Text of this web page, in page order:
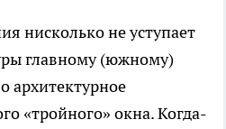
нисколько не уступает
главному (южному)
архитектурное
«тройного» окна. Когда-